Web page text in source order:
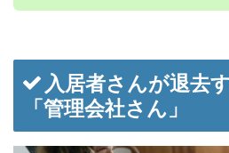
入居者さんが退去
「管理会社さん」